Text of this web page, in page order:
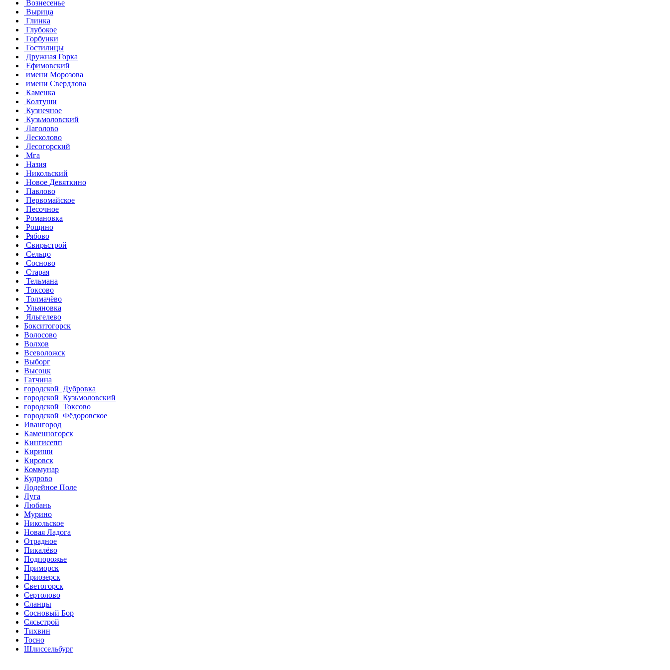
Вознесенье
Вырица
Глинка
Глубокое
Горбунки
Гостилицы
Дружная Горка
Ефимовский
имени Морозова
имени Свердлова
Каменка
Колтуши
Кузнечное
Кузьмоловский
Лаголово
Лесколово
Лесогорский
Мга
Назия
Никольский
Новое Девяткино
Павлово
Первомайское
Песочное
Романовка
Рощино
Рябово
Свирьстрой
Сельцо
Сосново
Старая
Тельмана
Токсово
Толмачёво
Ульяновка
Яльгелево
Бокситогорск
Волосово
Волхов
Всеволожск
Выборг
Высоцк
Гатчина
городской Дубровка
городской Кузьмоловский
городской Токсово
городской Фёдоровское
Ивангород
Каменногорск
Кингисепп
Кириши
Кировск
Коммунар
Кудрово
Лодейное Поле
Луга
Любань
Мурино
Никольское
Новая Ладога
Отрадное
Пикалёво
Подпорожье
Приморск
Приозерск
Светогорск
Сертолово
Сланцы
Сосновый Бор
Сясьстрой
Тихвин
Тосно
Шлиссельбург